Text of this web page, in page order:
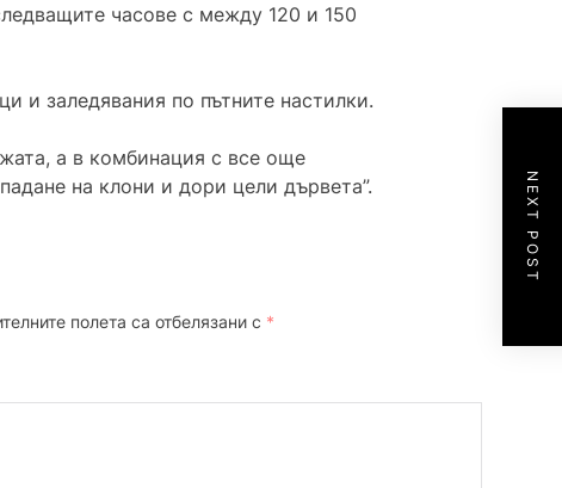
часове с между 120 и 150
и заледявания по пътните настилки.
а в комбинация с все още
на клони и дори цели дървета”.
полета са отбелязани с *
NEXT POST